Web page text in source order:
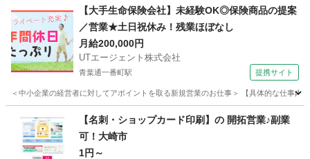
携帯ショップ スタッフ
【大手生命保険会社】未経験OK◎保険商品の提案
／営業★土日祝休み！残業ほぼなし
月給200,000円
UTエージェント株式会社
青葉通一番町駅 提携サイト
＜中小企業の経営者に対してアポイントを取る新規営業のお仕事＞ 【具体的な仕事
青葉通一番町駅 営業
【名刺・ショップカード印刷】の 開拓営業♪副業
可！大崎市
1円～